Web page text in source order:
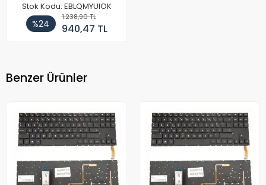
Stok Kodu: EBLQMYUIOK
%24
1.238,90 TL
940,47 TL
Benzer Ürünler